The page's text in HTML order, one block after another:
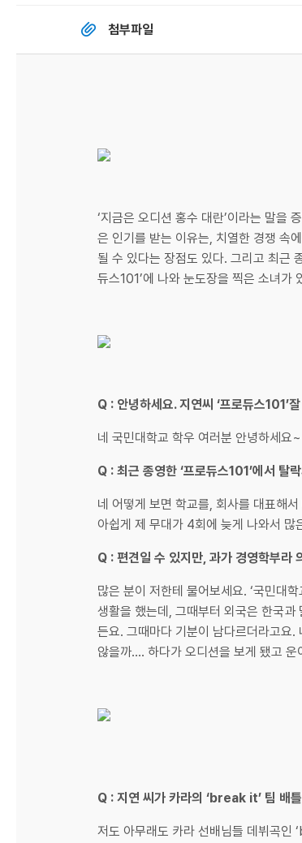
첨부파일
‘지금은 오디션 홍수 대란’이라는 말을
은 인기를 받는 이유는, 치열한 경쟁 속
될 수 있다는 장점도 있다. 그리고 최근
듀스101’에 나와 눈도장을 찍은 소녀가
Q : 안녕하세요. 지연씨 ‘프로듀스101’
네 국민대학교 학우 여러분 안녕하세요
Q : 최근 종영한 ‘프로듀스101’에서 탈
네 어떻게 보면 학교를, 회사를 대표해
아쉽게 제 무대가 4회에 늦게 나와서 많
Q : 편견일 수 있지만, 과가 경영학부라
많은 분이 저한테 물어보세요. ‘국민대
생활을 했는데, 그때부터 외국은 한국
든요. 그때마다 기분이 남다르더라고요
않을까…. 하다가 오디션을 보게 됐고
Q : 지연 씨가 카라의 ‘break it’ 팀 배
저도 아무래도 카라 선배님들 데뷔곡인